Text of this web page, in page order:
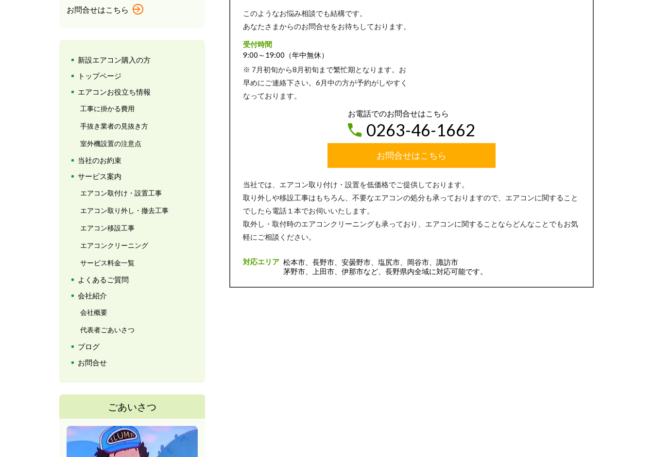
このようなお悩み相談でも結構です。
あなたさまからのお問合せをお待ちしております。
受付時間
9:00～19:00（年中無休）
※ 7月初旬から8月初旬まで繁忙期となります。お
早めにご連絡下さい。6月中の方が予約がしやすく
なっております。
お電話でのお問合せはこちら
0263-46-1662
お問合せはこちら
当社では、エアコン取り付け・設置を低価格でご提供しております。
取り外しや移設工事はもちろん、不要なエアコンの処分も承っておりますので、エアコンに関すること
でしたら電話１本でお伺いいたします。
取外し・取付時のエアコンクリーニングも承っており、エアコンに関することならどんなことでもお気
軽にご相談ください。
対応エリア 松本市、長野市、安曇野市、塩尻市、岡谷市、諏訪市
茅野市、上田市、伊那市など、長野県内全域に対応可能です。
お問合せはこちら
新設エアコン購入の方
トップページ
エアコンお役立ち情報
工事に掛かる費用
手抜き業者の見抜き方
室外機設置の注意点
当社のお約束
サービス案内
エアコン取付け・設置工事
エアコン取り外し・撤去工事
エアコン移設工事
エアコンクリーニング
サービス料金一覧
よくあるご質問
会社紹介
会社概要
代表者ごあいさつ
ブログ
お問合せ
ごあいさつ